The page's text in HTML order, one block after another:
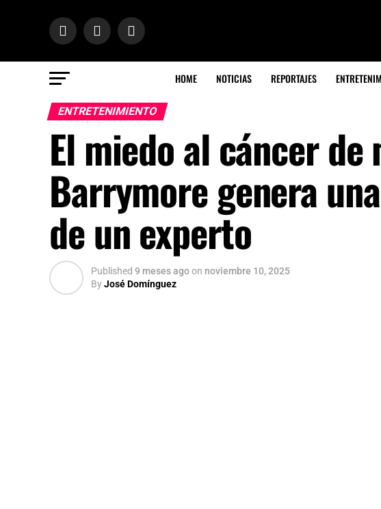
HOME NOTICIAS REPORTAJES
ENTRETENIMIENTO
El miedo al cáncer de
Barrymore genera
de un experto
Published 9 meses agoon noviembre 10, 2025
ByJosé Domínguez